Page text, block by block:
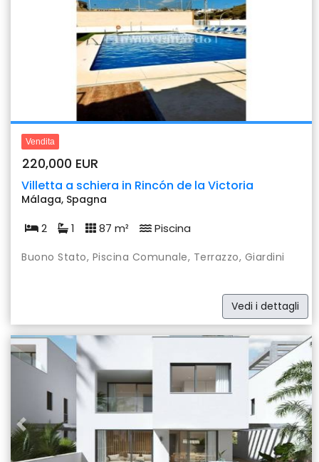
Vendita
220,000 EUR
Villetta a schiera in Rincón de la Victoria
Málaga, Spagna
2 1 87 m² Piscina
Buono Stato, Piscina Comunale, Terrazzo, Giardini
Vedi i dettagli
Previous